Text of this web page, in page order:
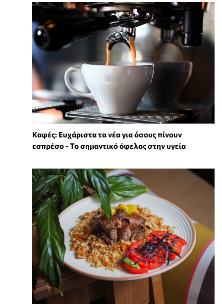
Καφές: Ευχάριστα τα νέα για όσους πίνουν
εσπρέσο - Το σημαντικό όφελος στην υγεία